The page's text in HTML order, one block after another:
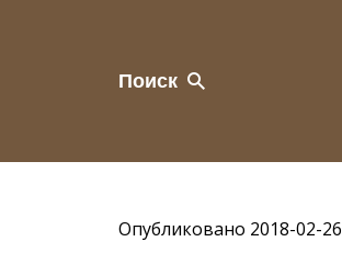
Поиск
Опубликовано 2018-02-26